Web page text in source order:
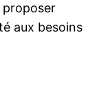
aux besoins